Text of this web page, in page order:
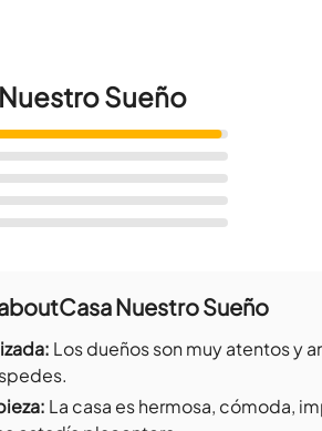
Sueño
Casa Nuestro Sueño
: Los dueños son muy atentos y
: La casa es hermosa, cómoda,